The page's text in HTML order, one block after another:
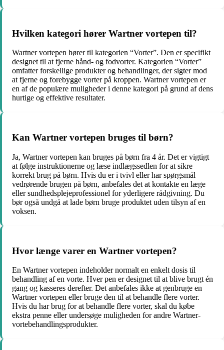
Hvilken kategori hører Wartner vortepen til?
Wartner vortepen hører til kategorien “Vorter”. Den er specifikt
designet til at fjerne hånd- og fodvorter. Kategorien “Vorter”
omfatter forskellige produkter og behandlinger, der sigter mod
at fjerne og forebygge vorter på kroppen. Wartner vortepen er
en af de populære muligheder i denne kategori på grund af dens
hurtige og effektive resultater.
Kan Wartner vortepen bruges til børn?
Ja, Wartner vortepen kan bruges på børn fra 4 år. Det er vigtigt
at følge instruktionerne og læse indlægssedlen for at sikre
korrekt brug på børn. Hvis du er i tvivl eller har spørgsmål
vedrørende brugen på børn, anbefales det at kontakte en læge
eller sundhedsplejeprofessionel for yderligere rådgivning. Du
bør også undgå at lade børn bruge produktet uden tilsyn af en
voksen.
Hvor længe varer en Wartner vortepen?
En Wartner vortepen indeholder normalt en enkelt dosis til
behandling af en vorte. Hver pen er designet til at blive brugt én
gang og kasseres derefter. Det anbefales ikke at genbruge en
Wartner vortepen eller bruge den til at behandle flere vorter.
Hvis du har brug for at behandle flere vorter, skal du købe
ekstra penne eller undersøge muligheden for andre Wartner-
vortebehandlingsprodukter.